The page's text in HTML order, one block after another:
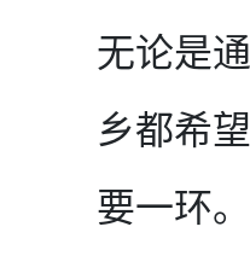
无论是
乡都希
要一环。